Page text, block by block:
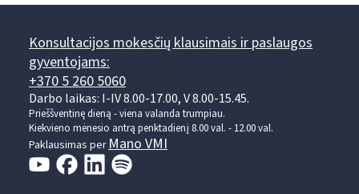
Konsultacijos mokesčių klausimais ir paslaugos
gyventojams:
+370 5 260 5060
Darbo laikas: I-IV 8.00-17.00, V 8.00-15.45.
Prieššventinę dieną - viena valanda trumpiau.
Kiekvieno mėnesio antrą penktadienį 8.00 val. - 12.00 val.
Paklausimas perMano VMI